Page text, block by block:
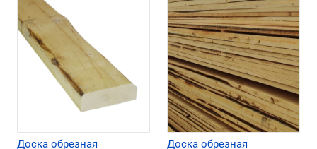
Доска обрезная
Доска обрезная